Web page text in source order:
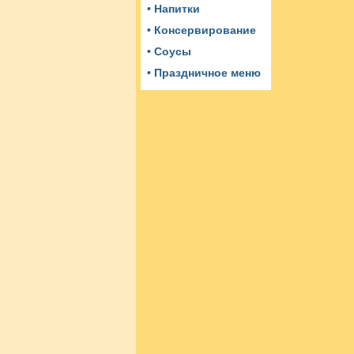
• Напитки
• Консервирование
• Соусы
• Праздничное меню